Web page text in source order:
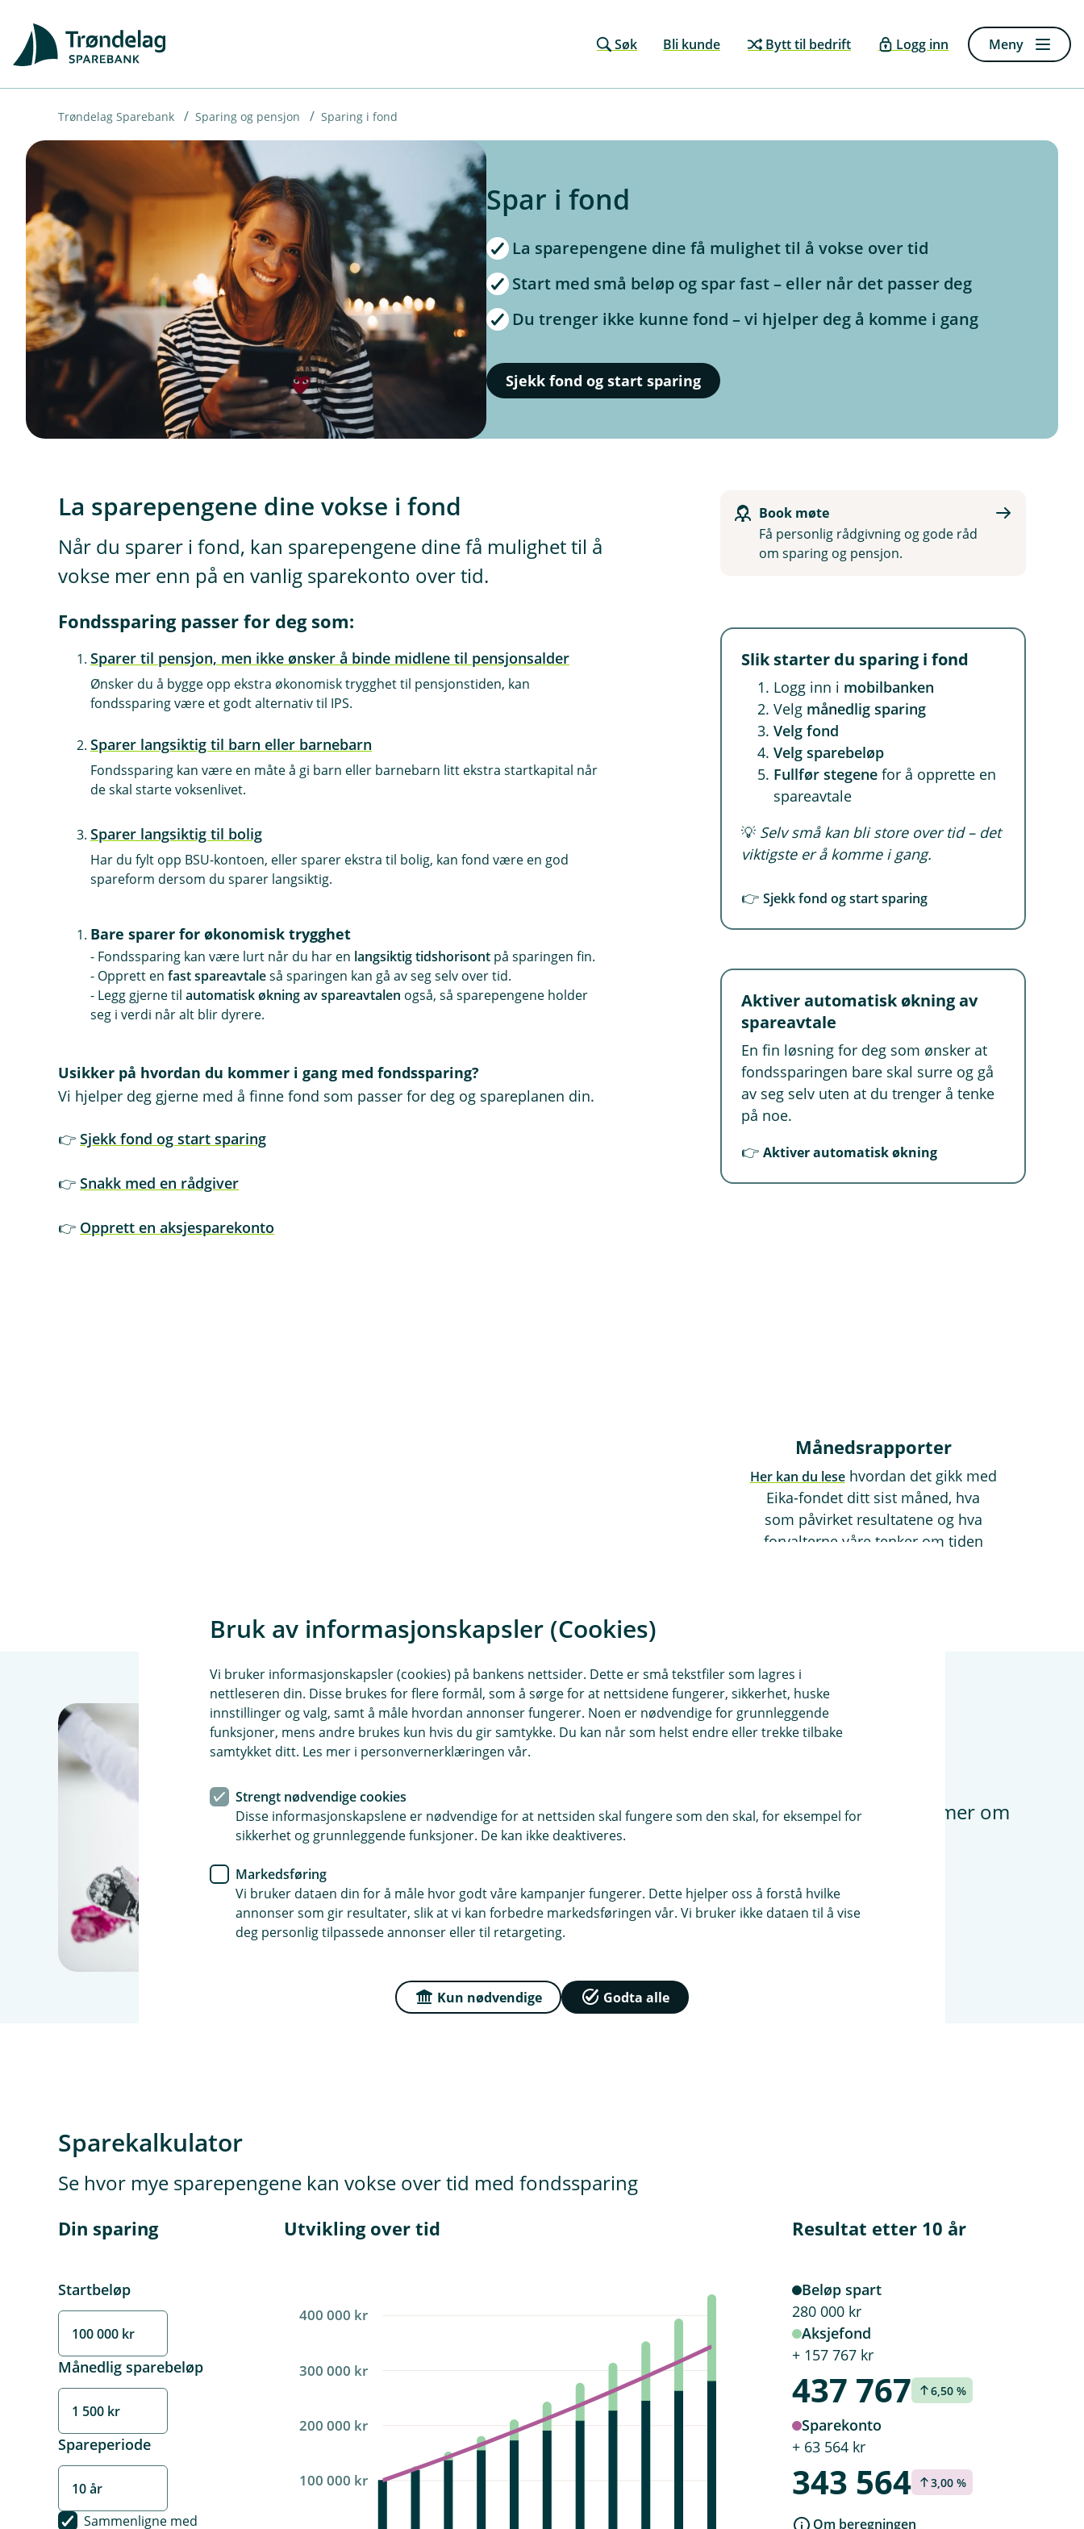
Søk Bli kunde Bytt til bedrift Logg inn Meny
Trøndelag Sparebank Sparing og pensjon Sparing i fond
Spar i fond
La sparepengene dine få mulighet til å vokse over tid
Start med små beløp og spar fast – eller når det passer deg
Du trenger ikke kunne fond – vi hjelper deg å komme i gang
Sjekk fond og start sparing
La sparepengene dine vokse i fond
Når du sparer i fond, kan sparepengene dine få mulighet til å
vokse mer enn på en vanlig sparekonto over tid.
Fondssparing passer for deg som:
Sparer til pensjon, men ikke ønsker å binde midlene til pensjonsalder
Ønsker du å bygge opp ekstra økonomisk trygghet til pensjonstiden, kan
fondssparing være et godt alternativ til IPS.
Sparer langsiktig til barn eller barnebarn
Fondssparing kan være en måte å gi barn eller barnebarn litt ekstra startkapital når
de skal starte voksenlivet.
Sparer langsiktig til bolig
Har du fylt opp BSU-kontoen, eller sparer ekstra til bolig, kan fond være en god
spareform dersom du sparer langsiktig.
Bare sparer for økonomisk trygghet
- Fondssparing kan være lurt når du har en langsiktig tidshorisont på sparingen fin.
- Opprett en fast spareavtaleså sparingen kan gå av seg selv over tid.
- Legg gjerne til automatisk økning av spareavtalen også, så sparepengene holder
seg i verdi når alt blir dyrere.
Usikker på hvordan du kommer i gang med fondssparing?
Vi hjelper deg gjerne med å finne fond som passer for deg og spareplanen din.
👉 Sjekk fond og start sparing
👉 Snakk med en rådgiver
👉 Opprett en aksjesparekonto
Book møte
Få personlig rådgivning og gode råd
om sparing og pensjon.
Slik starter du sparing i fond
Logg inn i mobilbanken
Velg månedlig sparing
Velg fond
Velg sparebeløp
Fullfør stegene for å opprette en
spareavtale
💡 Selv små kan bli store over tid – det
viktigste er å komme i gang.
👉Sjekk fond og start sparing
Aktiver automatisk økning av
spareavtale
En fin løsning for deg som ønsker at
fondssparingen bare skal surre og gå
av seg selv uten at du trenger å tenke
på noe.
👉Aktiver automatisk økning
Månedsrapporter
Her kan du lesehvordan det gikk med
Eika-fondet ditt sist måned, hva
som påvirket resultatene og hva
forvalterne våre tenker om tiden
Gi barnet ditt et økonomisk forsprang
Nå er det enkelt å opprette fondssparing til barn - les mer om
hvordan du kommer i gang!
Start fondssparing til barn
Sparekalkulator
Se hvor mye sparepengene kan vokse over tid med fondssparing
Din sparing
Startbeløp
Månedlig sparebeløp
Spareperiode
Sammenligne med
Utvikling over tid
100 000 kr
200 000 kr
300 000 kr
400 000 kr
Resultat etter 10 år
Beløp spart
280 000 k‍r
Aksjefond
+ 157 767 k‍r
437 767 6,50 %
Sparekonto
+ 63 564 k‍r
343 564 3,00 %
Om beregningen
Bruk av informasjonskapsler (Cookies)
Vi bruker informasjonskapsler (cookies) på bankens nettsider. Dette er små tekstfiler som lagres i
nettleseren din. Disse brukes for flere formål, som å sørge for at nettsidene fungerer, sikkerhet, huske
innstillinger og valg, samt å måle hvordan annonser fungerer. Noen er nødvendige for grunnleggende
funksjoner, mens andre brukes kun hvis du gir samtykke. Du kan når som helst endre eller trekke tilbake
samtykket ditt. Les mer i personvernerklæringen vår.
Strengt nødvendige cookies
Disse informasjonskapslene er nødvendige for at nettsiden skal fungere som den skal, for eksempel for
sikkerhet og grunnleggende funksjoner. De kan ikke deaktiveres.
Markedsføring
Vi bruker dataen din for å måle hvor godt våre kampanjer fungerer. Dette hjelper oss å forstå hvilke
annonser som gir resultater, slik at vi kan forbedre markedsføringen vår. Vi bruker ikke dataen til å vise
deg personlig tilpassede annonser eller til retargeting.
Kun nødvendige Godta alle